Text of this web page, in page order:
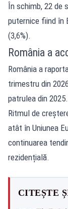
În schimb, 22 de
puternice fiind în
(3,6%).
România a
România a
trimestru din
patrulea din 2025.
Ritmul de
atât în Uniunea
continuarea
rezidențială.
CITEȘTE